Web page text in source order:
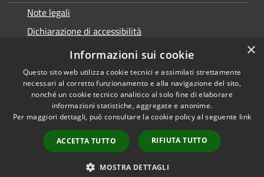
Note legali
Dichiarazione di accessibilità
Obbiettivi di accessibilità
Accessibilità
Copyright © 2026 • Comune di
Rialto • Powered by
Municipium•
Accesso
redazione
×
Informazioni sui cookie
Questo sito web utilizza cookie tecnici e assimilati strettamente
necessari al corretto funzionamento e alla navigazione del sito,
nonché un cookie tecnico analitico al solo fine di elaborare
informazioni statistiche, aggregate e anonime.
Per maggiori dettagli, può consultare la cookie policy al seguente link
ACCETTA TUTTO RIFIUTA TUTTO
MOSTRA DETTAGLI